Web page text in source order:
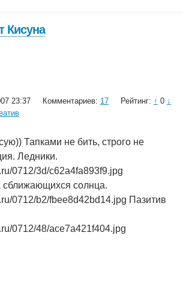
Кисуна
23:37 Комментариев: 17 Рейтинг: ↑ 0 ↓
Тапками не бить, строго не
Ледники.
0712/3d/c62a4fa893f9.jpg
сближающихся солнца.
0712/b2/fbee8d42bd14.jpg Пазитив
0712/48/ace7a421f404.jpg